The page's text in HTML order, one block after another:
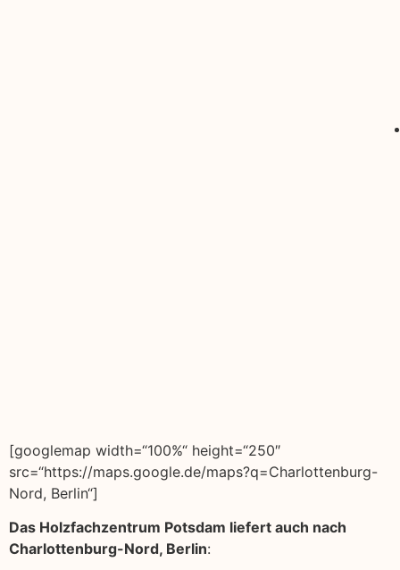
[googlemap width=“100%“ height=“250″
src=“https://maps.google.de/maps?q=Charlottenburg-
Nord, Berlin“]
Das Holzfachzentrum Potsdam liefert auch nach
Charlottenburg-Nord, Berlin: